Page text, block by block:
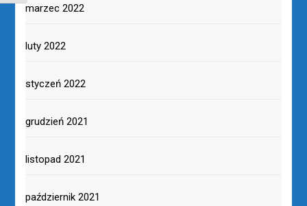
marzec 2022
luty 2022
styczeń 2022
grudzień 2021
listopad 2021
październik 2021